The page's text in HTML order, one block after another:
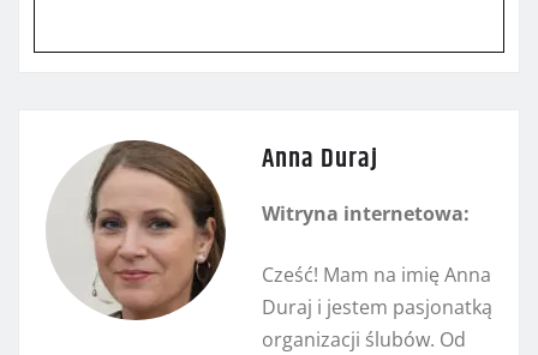
Anna Duraj
Witryna internetowa:
Cześć! Mam na imię Anna
Duraj i jestem pasjonatką
organizacji ślubów. Od